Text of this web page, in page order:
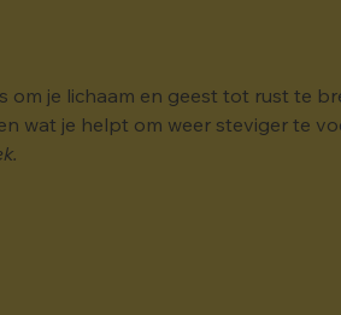
om je lichaam en geest tot rust te
wat je helpt om weer steviger te